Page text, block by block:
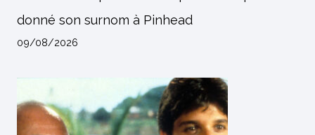
donné son surnom à Pinhead
09/08/2026